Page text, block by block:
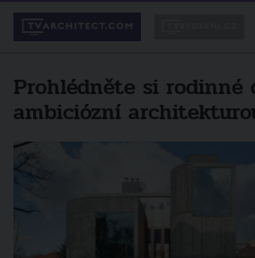
Prohlédněte si rodinné
ambiciózní